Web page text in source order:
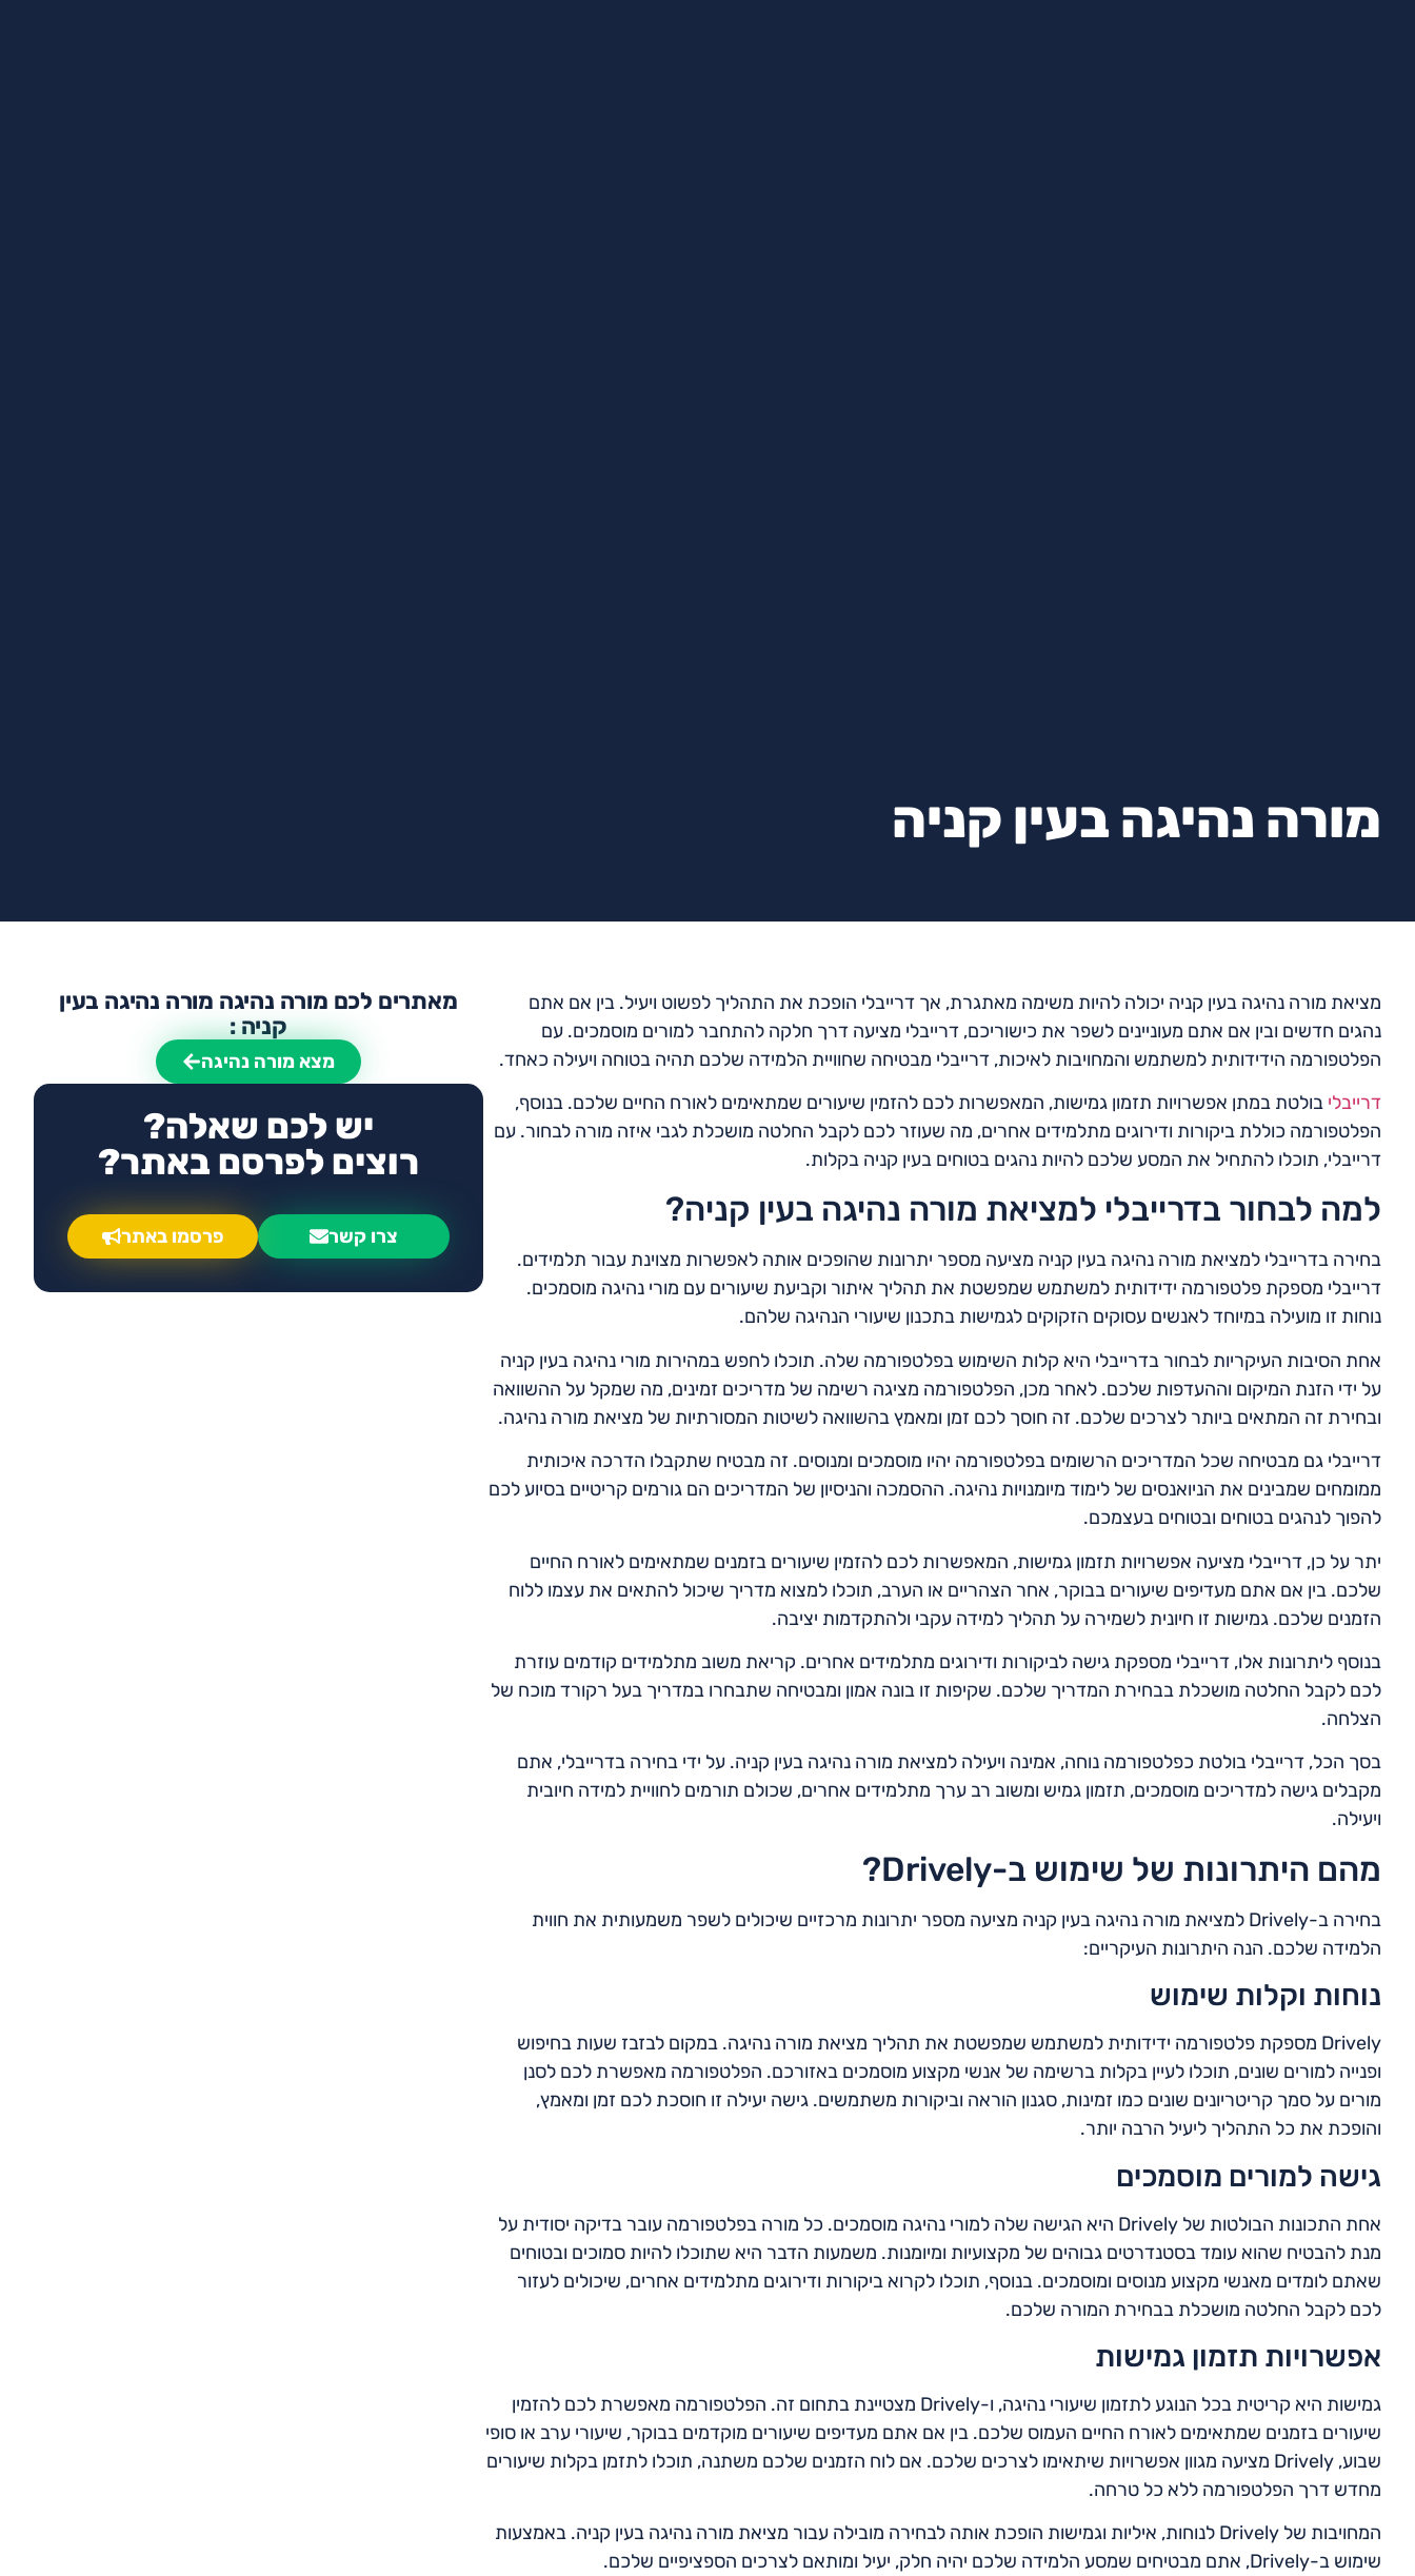
מורה נהיגה בעין קניה
מציאת מורה נהיגה בעין קניה יכולה להיות משימה מאתגרת, אך דרייבלי הופכת את התהליך לפשוט ויעיל. בין אם אתם
נהגים חדשים ובין אם אתם מעוניינים לשפר את כישוריכם, דרייבלי מציעה דרך חלקה להתחבר למורים מוסמכים. עם
הפלטפורמה הידידותית למשתמש והמחויבות לאיכות, דרייבלי מבטיחה שחוויית הלמידה שלכם תהיה בטוחה ויעילה כאחד.
דרייבלי בולטת במתן אפשרויות תזמון גמישות, המאפשרות לכם להזמין שיעורים שמתאימים לאורח החיים שלכם. בנוסף,
הפלטפורמה כוללת ביקורות ודירוגים מתלמידים אחרים, מה שעוזר לכם לקבל החלטה מושכלת לגבי איזה מורה לבחור. עם
דרייבלי, תוכלו להתחיל את המסע שלכם להיות נהגים בטוחים בעין קניה בקלות.
למה לבחור בדרייבלי למציאת מורה נהיגה בעין קניה?
בחירה בדרייבלי למציאת מורה נהיגה בעין קניה מציעה מספר יתרונות שהופכים אותה לאפשרות מצוינת עבור תלמידים.
דרייבלי מספקת פלטפורמה ידידותית למשתמש שמפשטת את תהליך איתור וקביעת שיעורים עם מורי נהיגה מוסמכים.
נוחות זו מועילה במיוחד לאנשים עסוקים הזקוקים לגמישות בתכנון שיעורי הנהיגה שלהם.
אחת הסיבות העיקריות לבחור בדרייבלי היא קלות השימוש בפלטפורמה שלה. תוכלו לחפש במהירות מורי נהיגה בעין קניה
על ידי הזנת המיקום וההעדפות שלכם. לאחר מכן, הפלטפורמה מציגה רשימה של מדריכים זמינים, מה שמקל על ההשוואה
ובחירת זה המתאים ביותר לצרכים שלכם. זה חוסך לכם זמן ומאמץ בהשוואה לשיטות המסורתיות של מציאת מורה נהיגה.
דרייבלי גם מבטיחה שכל המדריכים הרשומים בפלטפורמה יהיו מוסמכים ומנוסים. זה מבטיח שתקבלו הדרכה איכותית
ממומחים שמבינים את הניואנסים של לימוד מיומנויות נהיגה. ההסמכה והניסיון של המדריכים הם גורמים קריטיים בסיוע לכם
להפוך לנהגים בטוחים ובטוחים בעצמכם.
יתר על כן, דרייבלי מציעה אפשרויות תזמון גמישות, המאפשרות לכם להזמין שיעורים בזמנים שמתאימים לאורח החיים
שלכם. בין אם אתם מעדיפים שיעורים בבוקר, אחר הצהריים או הערב, תוכלו למצוא מדריך שיכול להתאים את עצמו ללוח
הזמנים שלכם. גמישות זו חיונית לשמירה על תהליך למידה עקבי ולהתקדמות יציבה.
בנוסף ליתרונות אלו, דרייבלי מספקת גישה לביקורות ודירוגים מתלמידים אחרים. קריאת משוב מתלמידים קודמים עוזרת
לכם לקבל החלטה מושכלת בבחירת המדריך שלכם. שקיפות זו בונה אמון ומבטיחה שתבחרו במדריך בעל רקורד מוכח של
הצלחה.
בסך הכל, דרייבלי בולטת כפלטפורמה נוחה, אמינה ויעילה למציאת מורה נהיגה בעין קניה. על ידי בחירה בדרייבלי, אתם
מקבלים גישה למדריכים מוסמכים, תזמון גמיש ומשוב רב ערך מתלמידים אחרים, שכולם תורמים לחוויית למידה חיובית
ויעילה.
מהם היתרונות של שימוש ב-Drively?
בחירה ב-Drively למציאת מורה נהיגה בעין קניה מציעה מספר יתרונות מרכזיים שיכולים לשפר משמעותית את חווית
הלמידה שלכם. הנה היתרונות העיקריים:
נוחות וקלות שימוש
Drively מספקת פלטפורמה ידידותית למשתמש שמפשטת את תהליך מציאת מורה נהיגה. במקום לבזבז שעות בחיפוש
ופנייה למורים שונים, תוכלו לעיין בקלות ברשימה של אנשי מקצוע מוסמכים באזורכם. הפלטפורמה מאפשרת לכם לסנן
מורים על סמך קריטריונים שונים כמו זמינות, סגנון הוראה וביקורות משתמשים. גישה יעילה זו חוסכת לכם זמן ומאמץ,
והופכת את כל התהליך ליעיל הרבה יותר.
גישה למורים מוסמכים
אחת התכונות הבולטות של Drively היא הגישה שלה למורי נהיגה מוסמכים. כל מורה בפלטפורמה עובר בדיקה יסודית על
מנת להבטיח שהוא עומד בסטנדרטים גבוהים של מקצועיות ומיומנות. משמעות הדבר היא שתוכלו להיות סמוכים ובטוחים
שאתם לומדים מאנשי מקצוע מנוסים ומוסמכים. בנוסף, תוכלו לקרוא ביקורות ודירוגים מתלמידים אחרים, שיכולים לעזור
לכם לקבל החלטה מושכלת בבחירת המורה שלכם.
אפשרויות תזמון גמישות
גמישות היא קריטית בכל הנוגע לתזמון שיעורי נהיגה, ו-Drively מצטיינת בתחום זה. הפלטפורמה מאפשרת לכם להזמין
שיעורים בזמנים שמתאימים לאורח החיים העמוס שלכם. בין אם אתם מעדיפים שיעורים מוקדמים בבוקר, שיעורי ערב או סופי
שבוע, Drively מציעה מגוון אפשרויות שיתאימו לצרכים שלכם. אם לוח הזמנים שלכם משתנה, תוכלו לתזמן בקלות שיעורים
מחדש דרך הפלטפורמה ללא כל טרחה.
המחויבות של Drively לנוחות, איליות וגמישות הופכת אותה לבחירה מובילה עבור מציאת מורה נהיגה בעין קניה. באמצעות
שימוש ב-Drively, אתם מבטיחים שמסע הלמידה שלכם יהיה חלק, יעיל ומותאם לצרכים הספציפיים שלכם.
מאתרים לכם מורה נהיגה מורה נהיגה בעין
קניה :
מצא מורה נהיגה
יש לכם שאלה?
רוצים לפרסם באתר?
צרו קשר פרסמו באתר